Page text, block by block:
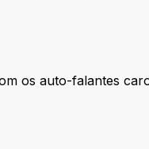
os auto-falantes